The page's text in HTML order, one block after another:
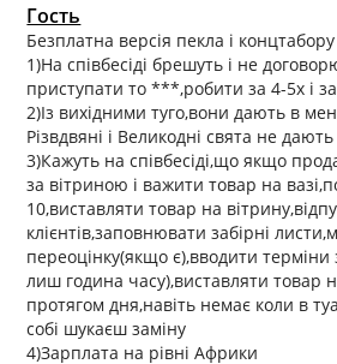
Гость
Безплатна версія пекла і концтабору
1)На співбесіді брешуть і не
приступати то ***,робити за 4-5х і
2)Із вихідними туго,вони дають в
Різвдвяні і Великодні свята не дають
3)Кажуть на співбесіді,що якщо
за вітриною і важити товар на
10,виставляти товар на
клієнтів,заповнювати забірні
переоцінку(якщо є),вводити терміни
лиш година часу),виставляти товар
протягом дня,навіть немає коли в
собі шукаєш заміну
4)Зарплата на рівні Африки